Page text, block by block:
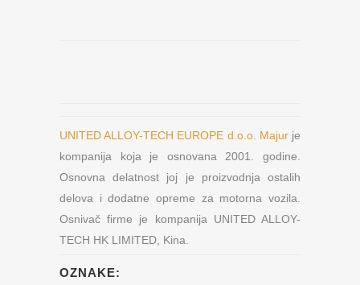
UNITED ALLOY-TECH EUROPE d.o.o. Majurje
kompanija koja je osnovana 2001. godine.
Osnovna delatnost joj je proizvodnja ostalih
delova i dodatne opreme za motorna vozila.
Osnivač firme je kompanija UNITED ALLOY-
TECH HK LIMITED, Kina.
OZNAKE: